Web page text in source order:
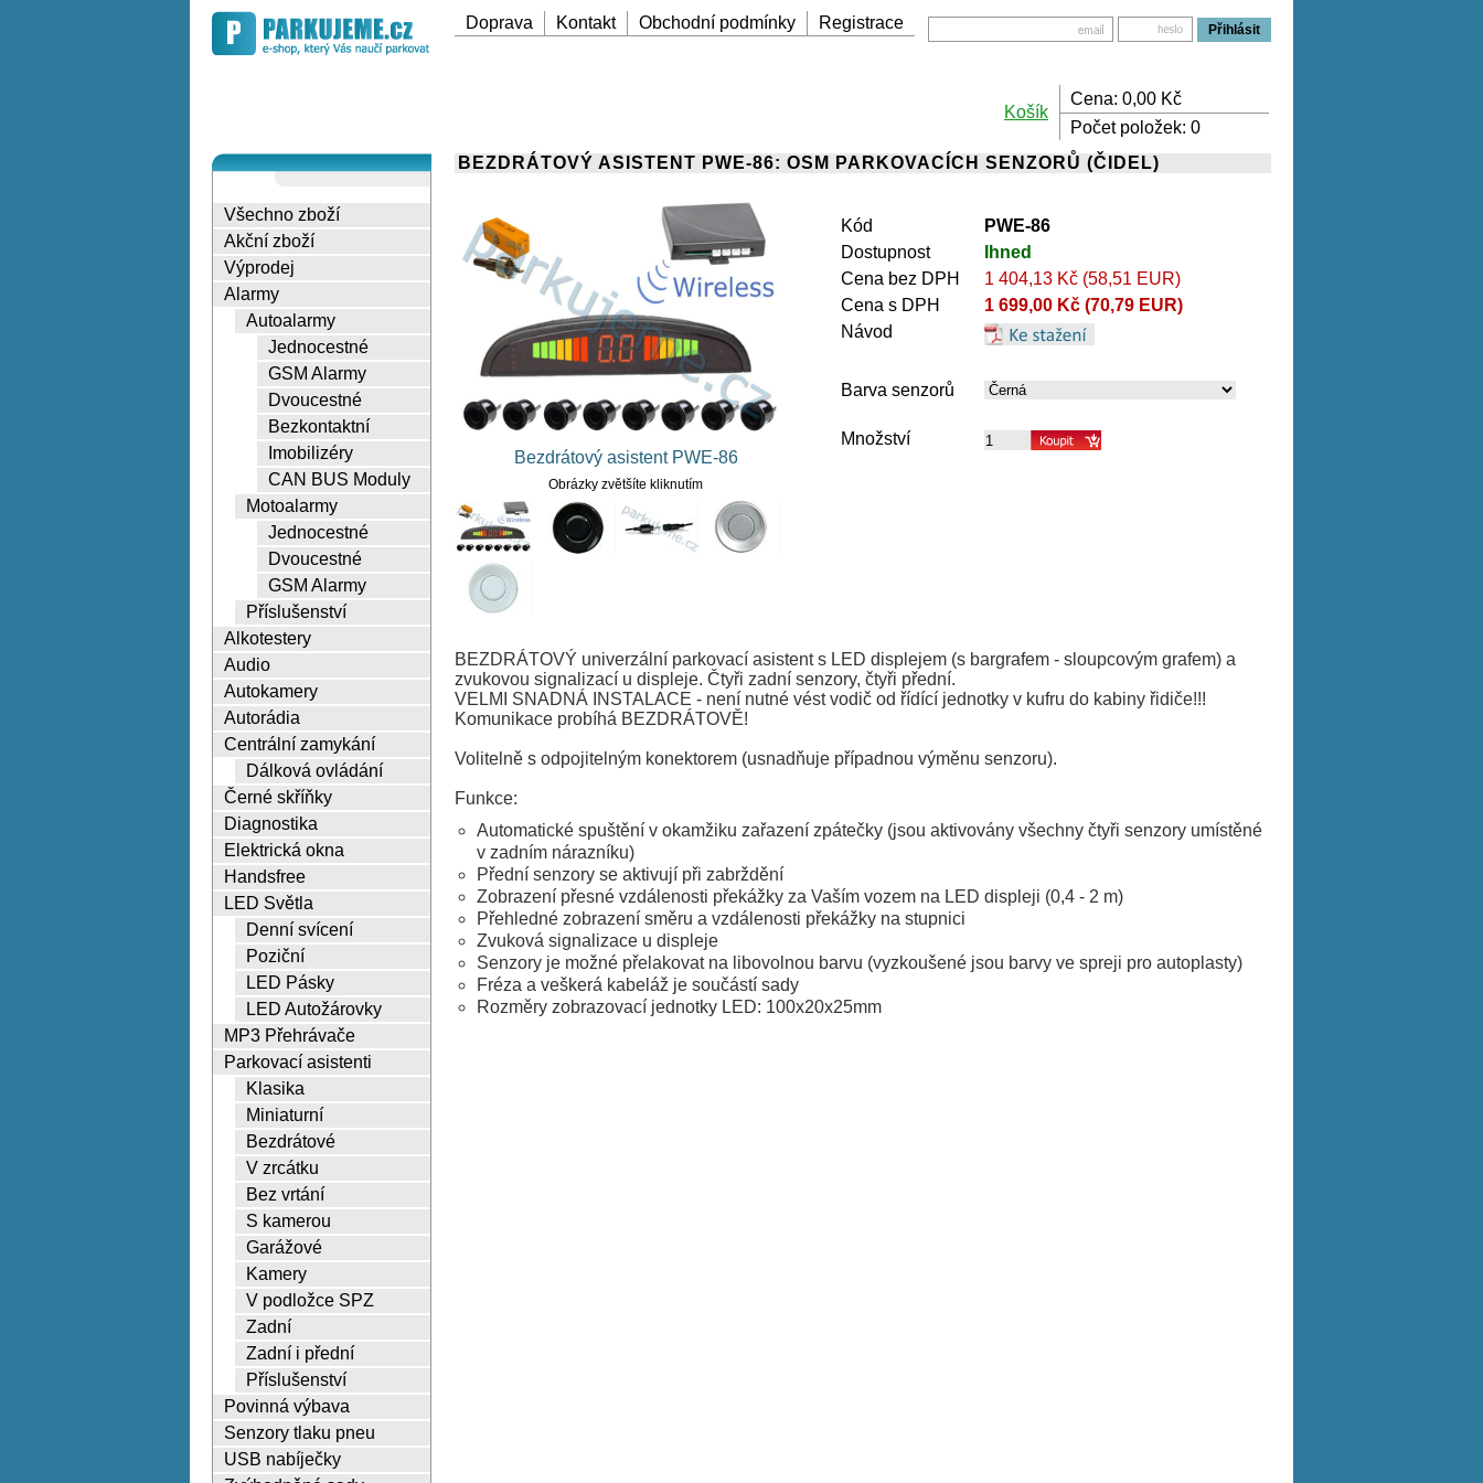
Doprava Kontakt Obchodní podmínky Registrace
Košík
Cena: 0,00 Kč
Počet položek: 0
Všechno zboží
Akční zboží
Výprodej
Alarmy
Autoalarmy
Jednocestné
GSM Alarmy
Dvoucestné
Bezkontaktní
Imobilizéry
CAN BUS Moduly
Motoalarmy
Jednocestné
Dvoucestné
GSM Alarmy
Příslušenství
Alkotestery
Audio
Autokamery
Autorádia
Centrální zamykání
Dálková ovládání
Černé skříňky
Diagnostika
Elektrická okna
Handsfree
LED Světla
Denní svícení
Poziční
LED Pásky
LED Autožárovky
MP3 Přehrávače
Parkovací asistenti
Klasika
Miniaturní
Bezdrátové
V zrcátku
Bez vrtání
S kamerou
Garážové
Kamery
V podložce SPZ
Zadní
Zadní i přední
Příslušenství
Povinná výbava
Senzory tlaku pneu
USB nabíječky
BEZDRÁTOVÝ ASISTENT PWE-86: OSM PARKOVACÍCH SENZORŮ (ČIDEL)
Bezdrátový asistent PWE-86
Obrázky zvětšíte kliknutím
Kód
PWE-86
Dostupnost
Ihned
Cena bez DPH
1 404,13 Kč (58,51 EUR)
Cena s DPH
1 699,00 Kč (70,79 EUR)
Návod
Barva senzorů
Množství
BEZDRÁTOVÝ univerzální parkovací asistent s LED displejem (s bargrafem - sloupcovým grafem) a
zvukovou signalizací u displeje. Čtyři zadní senzory, čtyři přední.
VELMI SNADNÁ INSTALACE - není nutné vést vodič od řídící jednotky v kufru do kabiny řidiče!!!
Komunikace probíhá BEZDRÁTOVĚ!
Volitelně s odpojitelným konektorem (usnadňuje případnou výměnu senzoru).
Funkce:
Automatické spuštění v okamžiku zařazení zpátečky (jsou aktivovány všechny čtyři senzory umístěné
v zadním nárazníku)
Přední senzory se aktivují při zabrždění
Zobrazení přesné vzdálenosti překážky za Vaším vozem na LED displeji (0,4 - 2 m)
Přehledné zobrazení směru a vzdálenosti překážky na stupnici
Zvuková signalizace u displeje
Senzory je možné přelakovat na libovolnou barvu (vyzkoušené jsou barvy ve spreji pro autoplasty)
Fréza a veškerá kabeláž je součástí sady
Rozměry zobrazovací jednotky LED: 100x20x25mm